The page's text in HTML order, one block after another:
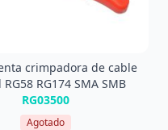
crimpadora de cable
RG174 SMA SMB
RG03500
Agotado